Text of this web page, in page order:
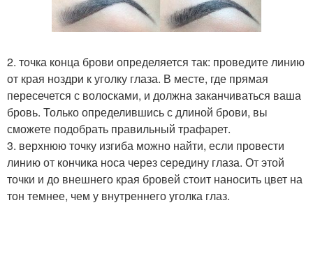
2. точка конца брови определяется так: проведите линию
от края ноздри к уголку глаза. В месте, где прямая
пересечется с волосками, и должна заканчиваться ваша
бровь. Только определившись с длиной брови, вы
сможете подобрать правильный трафарет.
3. верхнюю точку изгиба можно найти, если провести
линию от кончика носа через середину глаза. От этой
точки и до внешнего края бровей стоит наносить цвет на
тон темнее, чем у внутреннего уголка глаз.